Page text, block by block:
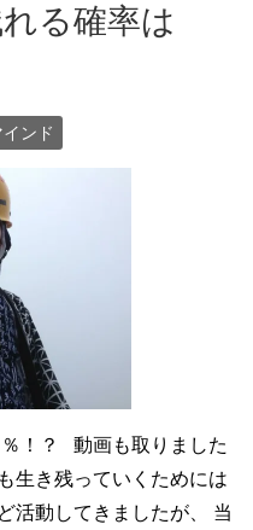
る確率は
インド
！？ 動画も取りました
生き残っていくためには
活動してきましたが、 当